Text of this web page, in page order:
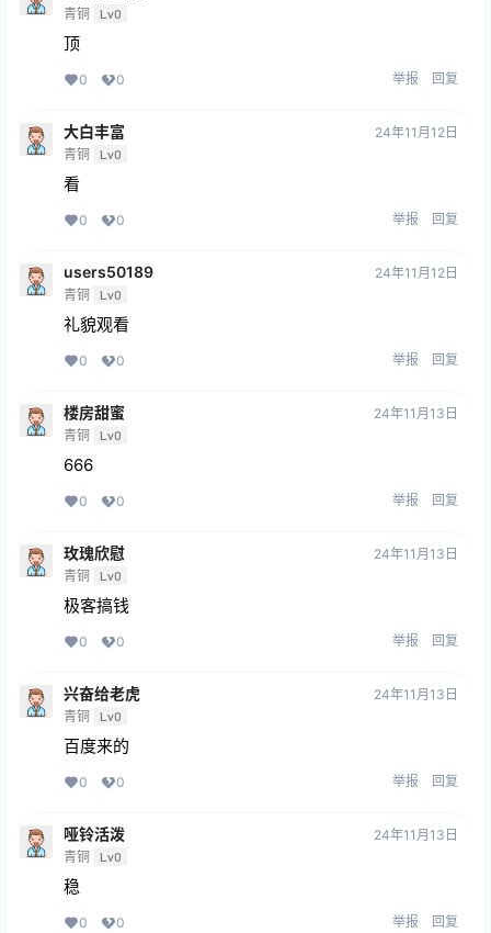
青铜 Lv0
顶
0 0 举报 回复
大白丰富
青铜 Lv0
24年11月12日
看
0 0 举报 回复
users50189
青铜 Lv0
24年11月12日
礼貌观看
0 0 举报 回复
楼房甜蜜
青铜 Lv0
24年11月13日
666
0 0 举报 回复
玫瑰欣慰
青铜 Lv0
24年11月13日
极客搞钱
0 0 举报 回复
兴奋给老虎
青铜 Lv0
24年11月13日
百度来的
0 0 举报 回复
哑铃活泼
青铜 Lv0
24年11月13日
稳
0 0 举报 回复